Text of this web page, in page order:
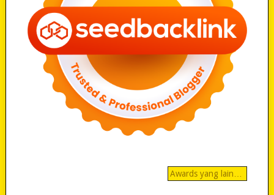
Awards yang lain…